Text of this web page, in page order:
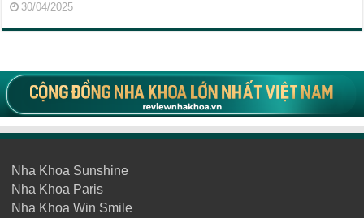
30/04/2025
Nha Khoa Sunshine
Nha Khoa Paris
Nha Khoa Win Smile